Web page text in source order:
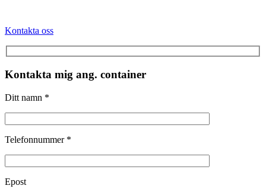
Kontakta oss
Kontakta mig ang. container
Ditt namn *
Telefonnummer *
Epost